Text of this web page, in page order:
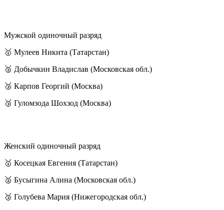
Мужской одиночный разряд
🥇 Мулеев Никита (Татарстан)
🥈 Добычкин Владислав (Московская обл.)
🥉 Карпов Георгий (Москва)
🥉 Гуломзода Шохзод (Москва)
Женский одиночный разряд
🥇 Косецкая Евгения (Татарстан)
🥈 Бусыгина Алина (Московская обл.)
🥉 Голубева Мария (Нижегородская обл.)